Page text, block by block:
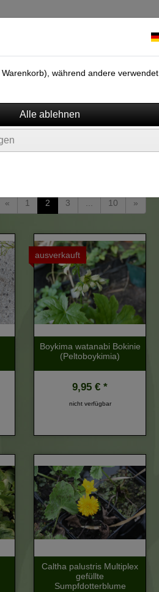
« 1 2 3 10 »
ausverkauft
Boykima watanabi Bokinie
(Peltoboykimia)
9,95 € *
nicht verfügbar
Caltha palustris Multiplex
gefüllte
Sumpfdotterblume
während andere verwendet